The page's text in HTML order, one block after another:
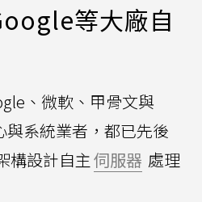
等大廠自
、微軟、甲骨文與
與系統業者，都已先後
構設計自主伺服器 處理